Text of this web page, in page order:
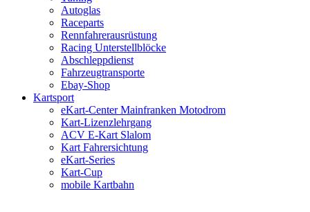
Autoglas
Raceparts
Rennfahrer­ausrüstung
Racing Unterstell­blöcke
Abschlepp­dienst
Fahrzeug­transporte
Ebay-Shop
Kartsport
eKart-Center Mainfranken Motodrom
Kart-Lizenzlehrgang
ACV E-Kart Slalom
Kart Fahrersichtung
eKart-Series
Kart-Cup
mobile Kartbahn